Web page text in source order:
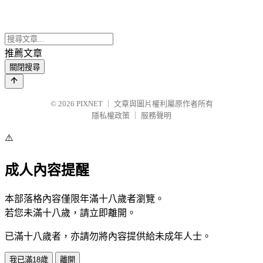
推薦文章
關閉搜尋
© 2026 PIXNET
文章與圖片權利屬原作者所有
隱私權政策
服務聲明
⚠️
成人內容提醒
本部落格內容僅限年滿十八歲者瀏覽。
若您未滿十八歲，請立即離開。
已滿十八歲者，亦請勿將內容提供給未成年人士。
我已滿18歲 離開